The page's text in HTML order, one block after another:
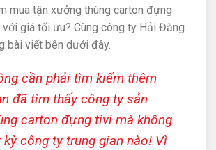
mua tận xưởng thùng carton đựng
giá tối ưu? Cùng công ty Hải Đăng
bài viết bên dưới đây.
cần phải tìm kiếm thêm
đã tìm thấy công ty sản
carton đựng tivi mà không
kỳ công ty trung gian nào! Vì